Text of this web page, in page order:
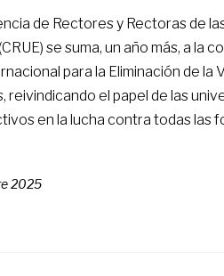
de Rectores y Rectoras de
se suma, un año más, a la
para la Eliminación de la
reivindicando el papel de las
en la lucha contra todas las
2025